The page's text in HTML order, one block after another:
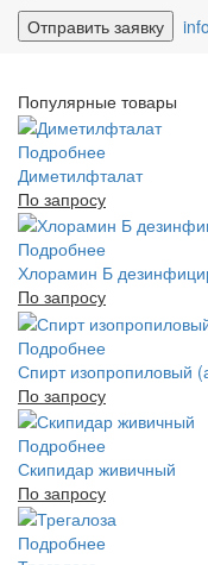
Популярные товары
Подробнее
Диметилфталат
По запросу
Подробнее
Хлорамин Б
По запросу
Подробнее
Спирт изопропиловый
По запросу
Подробнее
Скипидар живичный
По запросу
Подробнее